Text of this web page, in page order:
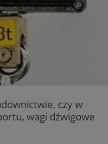
czy w
wagi dźwigowe